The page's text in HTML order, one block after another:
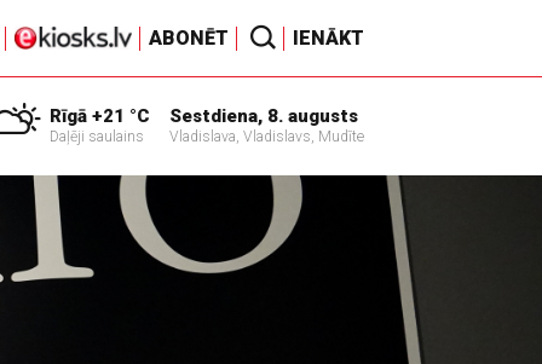
ABONĒT IENĀKT
Rīgā +21 °C
Daļēji saulains
Sestdiena, 8. augusts
Vladislava, Vladislavs, Mudīte